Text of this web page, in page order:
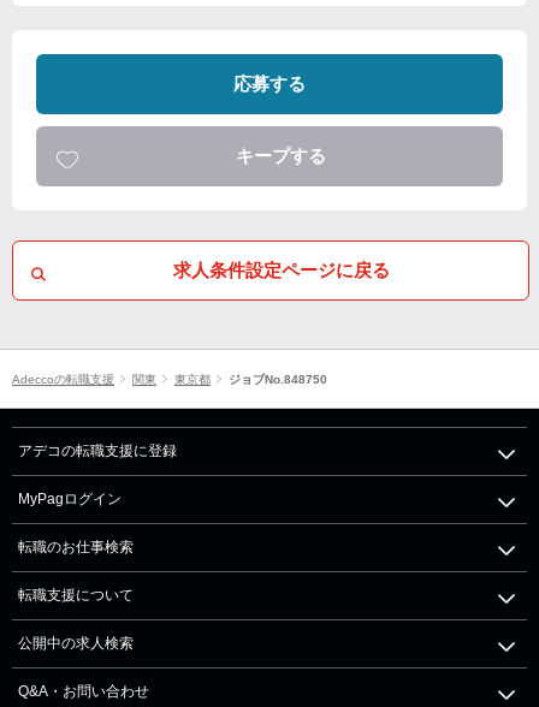
応募する
キープする
求人条件設定ページに戻る
Adeccoの転職支援 関東 東京都 ジョブNo.848750
アデコの転職支援に登録
MyPagログイン
転職のお仕事検索
転職支援について
公開中の求人検索
Q&A・お問い合わせ